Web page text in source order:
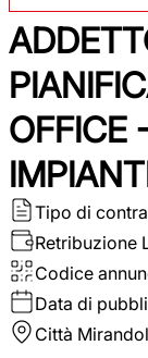
OFFICE
Tipo di
Retribuzione
Codice
Data di
Città